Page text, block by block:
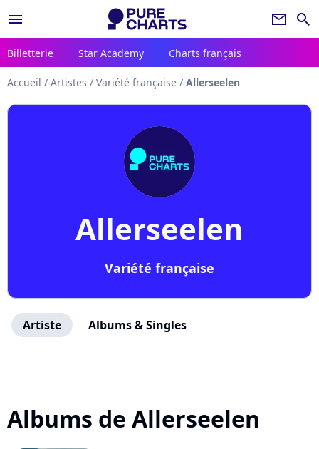
menu newsletter search
Billetterie Star Academy Charts français
Accueil / Artistes / Variété française / Allerseelen
Allerseelen
Variété française
Artiste Albums & Singles
Albums de Allerseelen